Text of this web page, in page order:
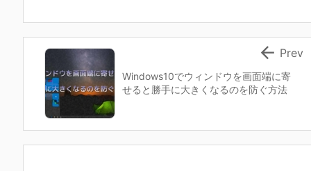
Windows10でウィンドウを画面端に寄
せると勝手に大きくなるのを防ぐ方法
 Prev